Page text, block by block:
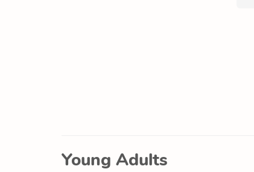
Young Adults